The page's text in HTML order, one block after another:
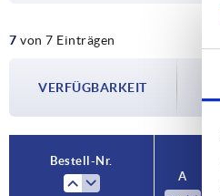
14,1
18,1
7 von 7 Einträgen
VERFÜGBARKEIT
Bestell-Nr.
A